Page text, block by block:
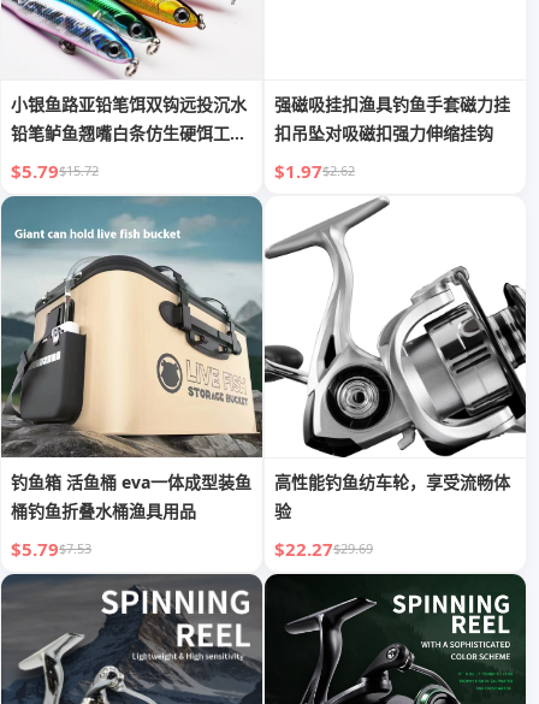
小银鱼路亚铅笔饵双钩远投沉水
铅笔鲈鱼翘嘴白条仿生硬饵工厂
批发
$5.79$15.72
强磁吸挂扣渔具钓鱼手套磁力挂
扣吊坠对吸磁扣强力伸缩挂钩
$1.97$2.62
钓鱼箱 活鱼桶 eva一体成型装鱼
桶钓鱼折叠水桶渔具用品
$5.79$7.53
高性能钓鱼纺车轮，享受流畅体
验
$22.27$29.69